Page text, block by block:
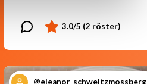
@eleanor_schweitzmossberg